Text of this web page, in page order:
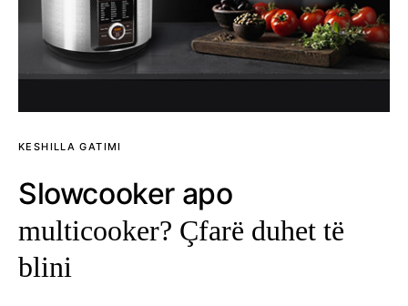
KESHILLA GATIMI
Slowcooker apo
multicooker? Çfarë duhet të
blini